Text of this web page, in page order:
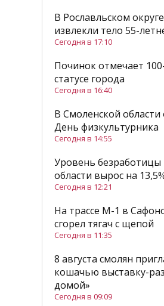
В Рославльском
извлекли тело 55-
Сегодня в 17:10
Починок отмечает
статусе города
Сегодня в 16:40
В Смоленской
День физкультурника
Сегодня в 14:55
Уровень безработицы
области вырос на
Сегодня в 12:21
На трассе М-1 в
сгорел тягач с щепой
Сегодня в 11:35
8 августа смолян
кошачью выставку-
домой»
Сегодня в 09:09